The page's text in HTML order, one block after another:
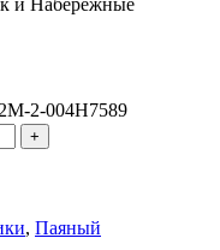
и Набережные
2-004H7589
, Паяный